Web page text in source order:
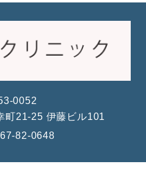
0052
町21-25 伊藤ビル101
82-0648